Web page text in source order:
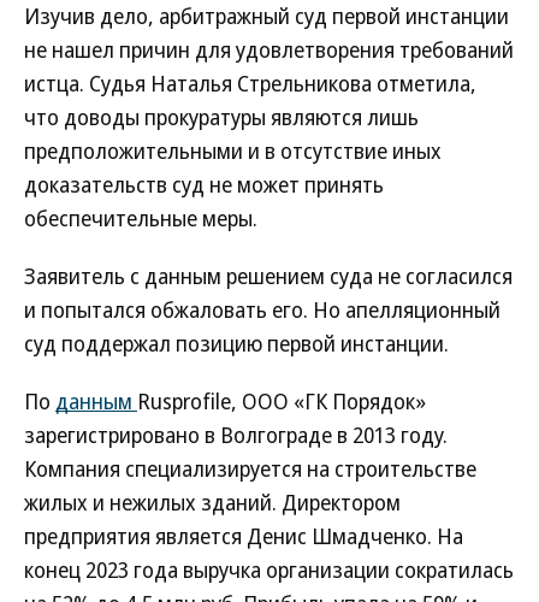
Изучив дело, арбитражный суд первой инстанции
не нашел причин для удовлетворения требований
истца. Судья Наталья Стрельникова отметила,
что доводы прокуратуры являются лишь
предположительными и в отсутствие иных
доказательств суд не может принять
обеспечительные меры.
Заявитель с данным решением суда не согласился
и попытался обжаловать его. Но апелляционный
суд поддержал позицию первой инстанции.
По данным Rusprofile, ООО «ГК Порядок»
зарегистрировано в Волгограде в 2013 году.
Компания специализируется на строительстве
жилых и нежилых зданий. Директором
предприятия является Денис Шмадченко. На
конец 2023 года выручка организации сократилась